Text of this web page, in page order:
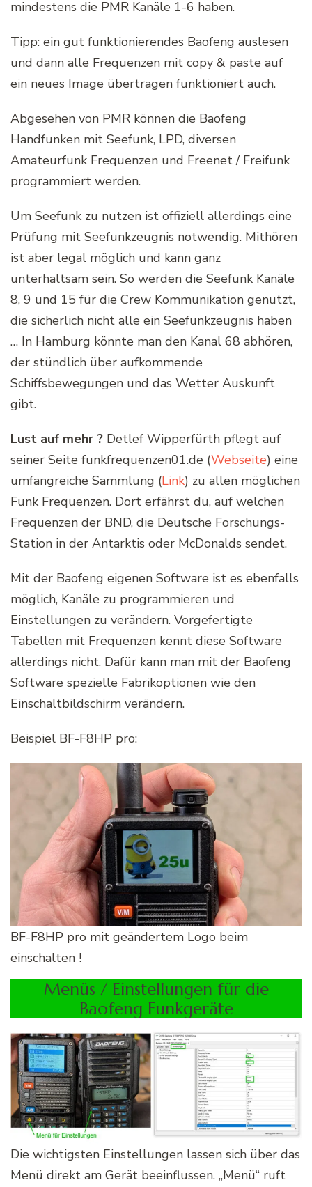
mindestens die PMR Kanäle 1-6 haben.
Tipp: ein gut funktionierendes Baofeng auslesen
und dann alle Frequenzen mit copy & paste auf
ein neues Image übertragen funktioniert auch.
Abgesehen von PMR können die Baofeng
Handfunken mit Seefunk, LPD, diversen
Amateurfunk Frequenzen und Freenet / Freifunk
programmiert werden.
Um Seefunk zu nutzen ist offiziell allerdings eine
Prüfung mit Seefunkzeugnis notwendig. Mithören
ist aber legal möglich und kann ganz
unterhaltsam sein. So werden die Seefunk Kanäle
8, 9 und 15 für die Crew Kommunikation genutzt,
die sicherlich nicht alle ein Seefunkzeugnis haben
… In Hamburg könnte man den Kanal 68 abhören,
der stündlich über aufkommende
Schiffsbewegungen und das Wetter Auskunft
gibt.
Lust auf mehr ? Detlef Wipperfürth pflegt auf
seiner Seite funkfrequenzen01.de (Webseite) eine
umfangreiche Sammlung (Link) zu allen möglichen
Funk Frequenzen. Dort erfährst du, auf welchen
Frequenzen der BND, die Deutsche Forschungs-
Station in der Antarktis oder McDonalds sendet.
Mit der Baofeng eigenen Software ist es ebenfalls
möglich, Kanäle zu programmieren und
Einstellungen zu verändern. Vorgefertigte
Tabellen mit Frequenzen kennt diese Software
allerdings nicht. Dafür kann man mit der Baofeng
Software spezielle Fabrikoptionen wie den
Einschaltbildschirm verändern.
Beispiel BF-F8HP pro:
BF-F8HP pro mit geändertem Logo beim
einschalten !
Menüs / Einstellungen für die
Baofeng Funkgeräte
Die wichtigsten Einstellungen lassen sich über das
Menü direkt am Gerät beeinflussen. „Menü“ ruft